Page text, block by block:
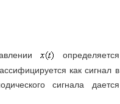
определяется
как сигнал в
сигнала дается